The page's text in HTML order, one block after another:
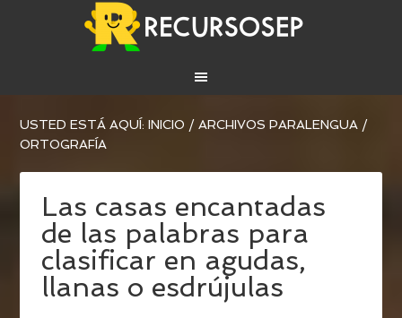
USTED ESTÁ AQUÍ:INICIO / ARCHIVOS PARALENGUA /
ORTOGRAFÍA
Las casas encantadas
de las palabras para
clasificar en agudas,
llanas o esdrújulas